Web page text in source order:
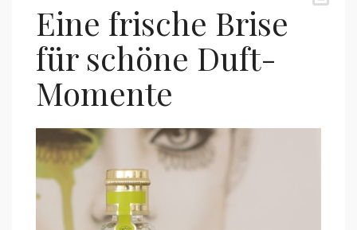
Eine frische Brise
für schöne Duft-
Momente